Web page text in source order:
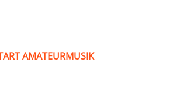
AMATEURMUSIK